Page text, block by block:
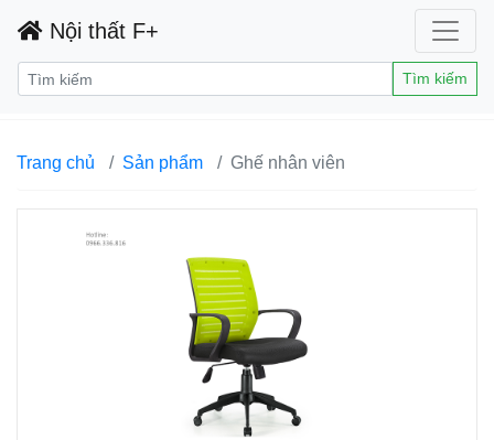
Nội thất F+
Tìm kiếm
Trang chủ Sản phẩm Ghế nhân viên